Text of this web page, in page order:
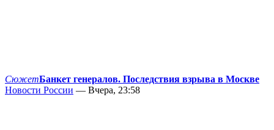
СюжетБанкет генералов. Последствия взрыва в Москве
Новости России — Вчера, 23:58